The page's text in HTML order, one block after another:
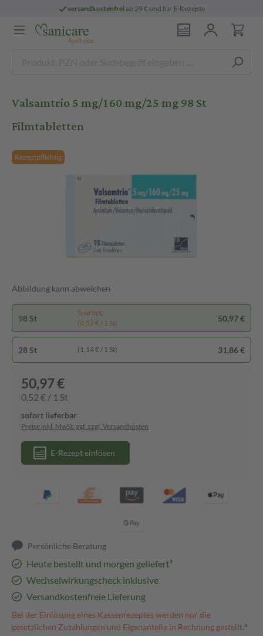
versandkostenfreiab 29 € und für E-Rezepte
Valsamtrio 5 mg/160 mg/25 mg 98 St
Filmtabletten
Rezeptpflichtig
Abbildung kann abweichen
98 St
Spartipp
(0,52 € / 1 St)
50,97 €
28 St (1,14 € / 1 St) 31,86 €
50,97 €
0,52 € / 1 St
sofort lieferbar
Preise inkl. MwSt. ggf. zzgl. Versandkosten
E-Rezept einlösen
Persönliche Beratung
Heute bestellt und morgen geliefert³
Wechselwirkungscheck inklusive
Versandkostenfreie Lieferung
Bei der Einlösung eines Kassenrezeptes werden nur die
gesetzlichen Zuzahlungen und Eigenanteile in Rechnung gestellt.⁴